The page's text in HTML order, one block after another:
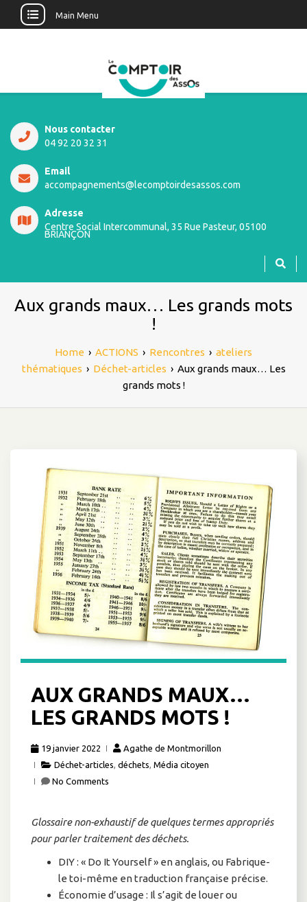
Main Menu
Nous contacter
04 92 20 32 31
Email
accompagnements@lecomptoirdesassos.com
Adresse
Centre Social Intercommunal, 35 Rue Pasteur, 05100
BRIANÇON
Aux grands maux… Les grands mots
!
Home › ACTIONS › Rencontres › ateliers
thématiques › Déchet-articles › Aux grands maux… Les
grands mots !
AUX GRANDS MAUX…
LES GRANDS MOTS !
19 janvier 2022
Agathe de Montmorillon
Déchet-articles, déchets, Média citoyen
No Comments
Glossaire non-exhaustif de quelques termes appropriés
pour parler traitement des déchets.
DIY : « Do It Yourself » en anglais, ou Fabrique-
le toi-même en traduction française précise.
Économie d’usage : Il s’agit de louer ou